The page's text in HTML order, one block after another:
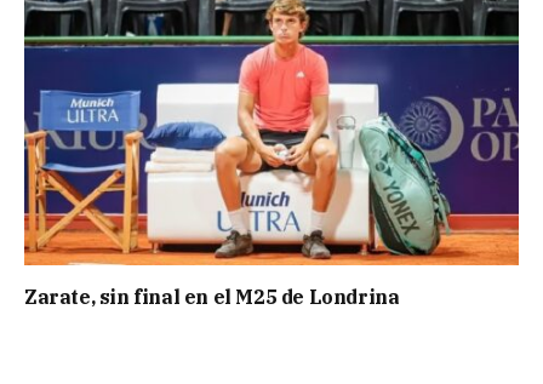
Zarate, sin final en el M25 de Londrina